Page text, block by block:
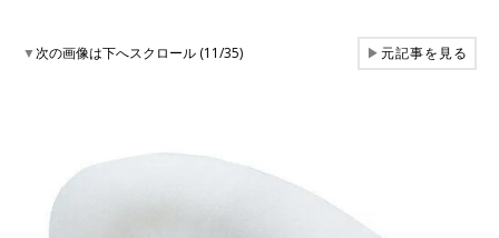
▼次の画像は下へスクロール (11/35) ▶元記事を見る